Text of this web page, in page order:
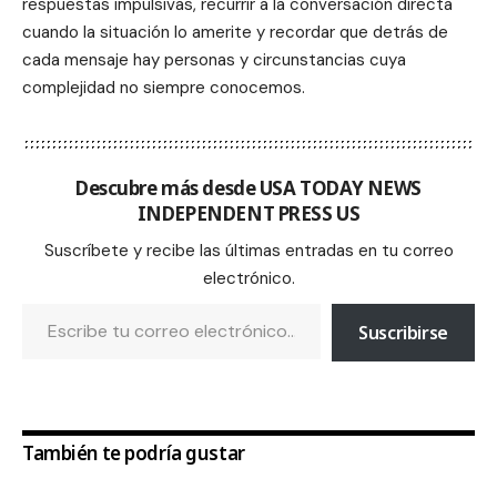
respuestas impulsivas, recurrir a la conversación directa
cuando la situación lo amerite y recordar que detrás de
cada mensaje hay personas y circunstancias cuya
complejidad no siempre conocemos.
Descubre más desde USA TODAY NEWS
INDEPENDENT PRESS US
Suscríbete y recibe las últimas entradas en tu correo
electrónico.
Suscribirse
También te podría gustar